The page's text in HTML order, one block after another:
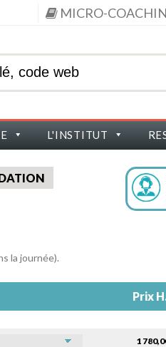
MICRO-
L'INSTITUT
la journée).
Prix
1